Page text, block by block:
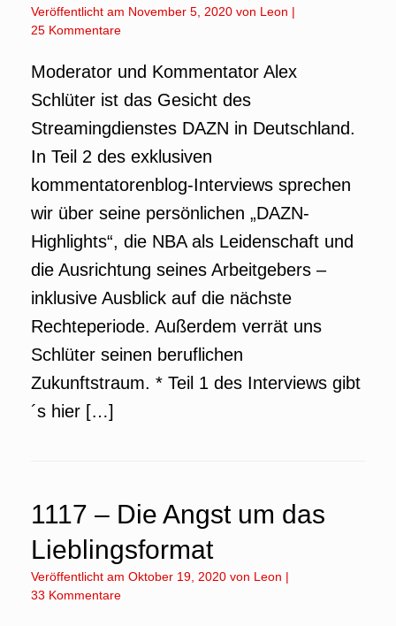
Veröffentlicht am November 5, 2020 von Leon |
25 Kommentare
Moderator und Kommentator Alex
Schlüter ist das Gesicht des
Streamingdienstes DAZN in Deutschland.
In Teil 2 des exklusiven
kommentatorenblog-Interviews sprechen
wir über seine persönlichen „DAZN-
Highlights“, die NBA als Leidenschaft und
die Ausrichtung seines Arbeitgebers –
inklusive Ausblick auf die nächste
Rechteperiode. Außerdem verrät uns
Schlüter seinen beruflichen
Zukunftstraum. * Teil 1 des Interviews gibt
´s hier […]
1117 – Die Angst um das
Lieblingsformat
Veröffentlicht am Oktober 19, 2020 von Leon |
33 Kommentare